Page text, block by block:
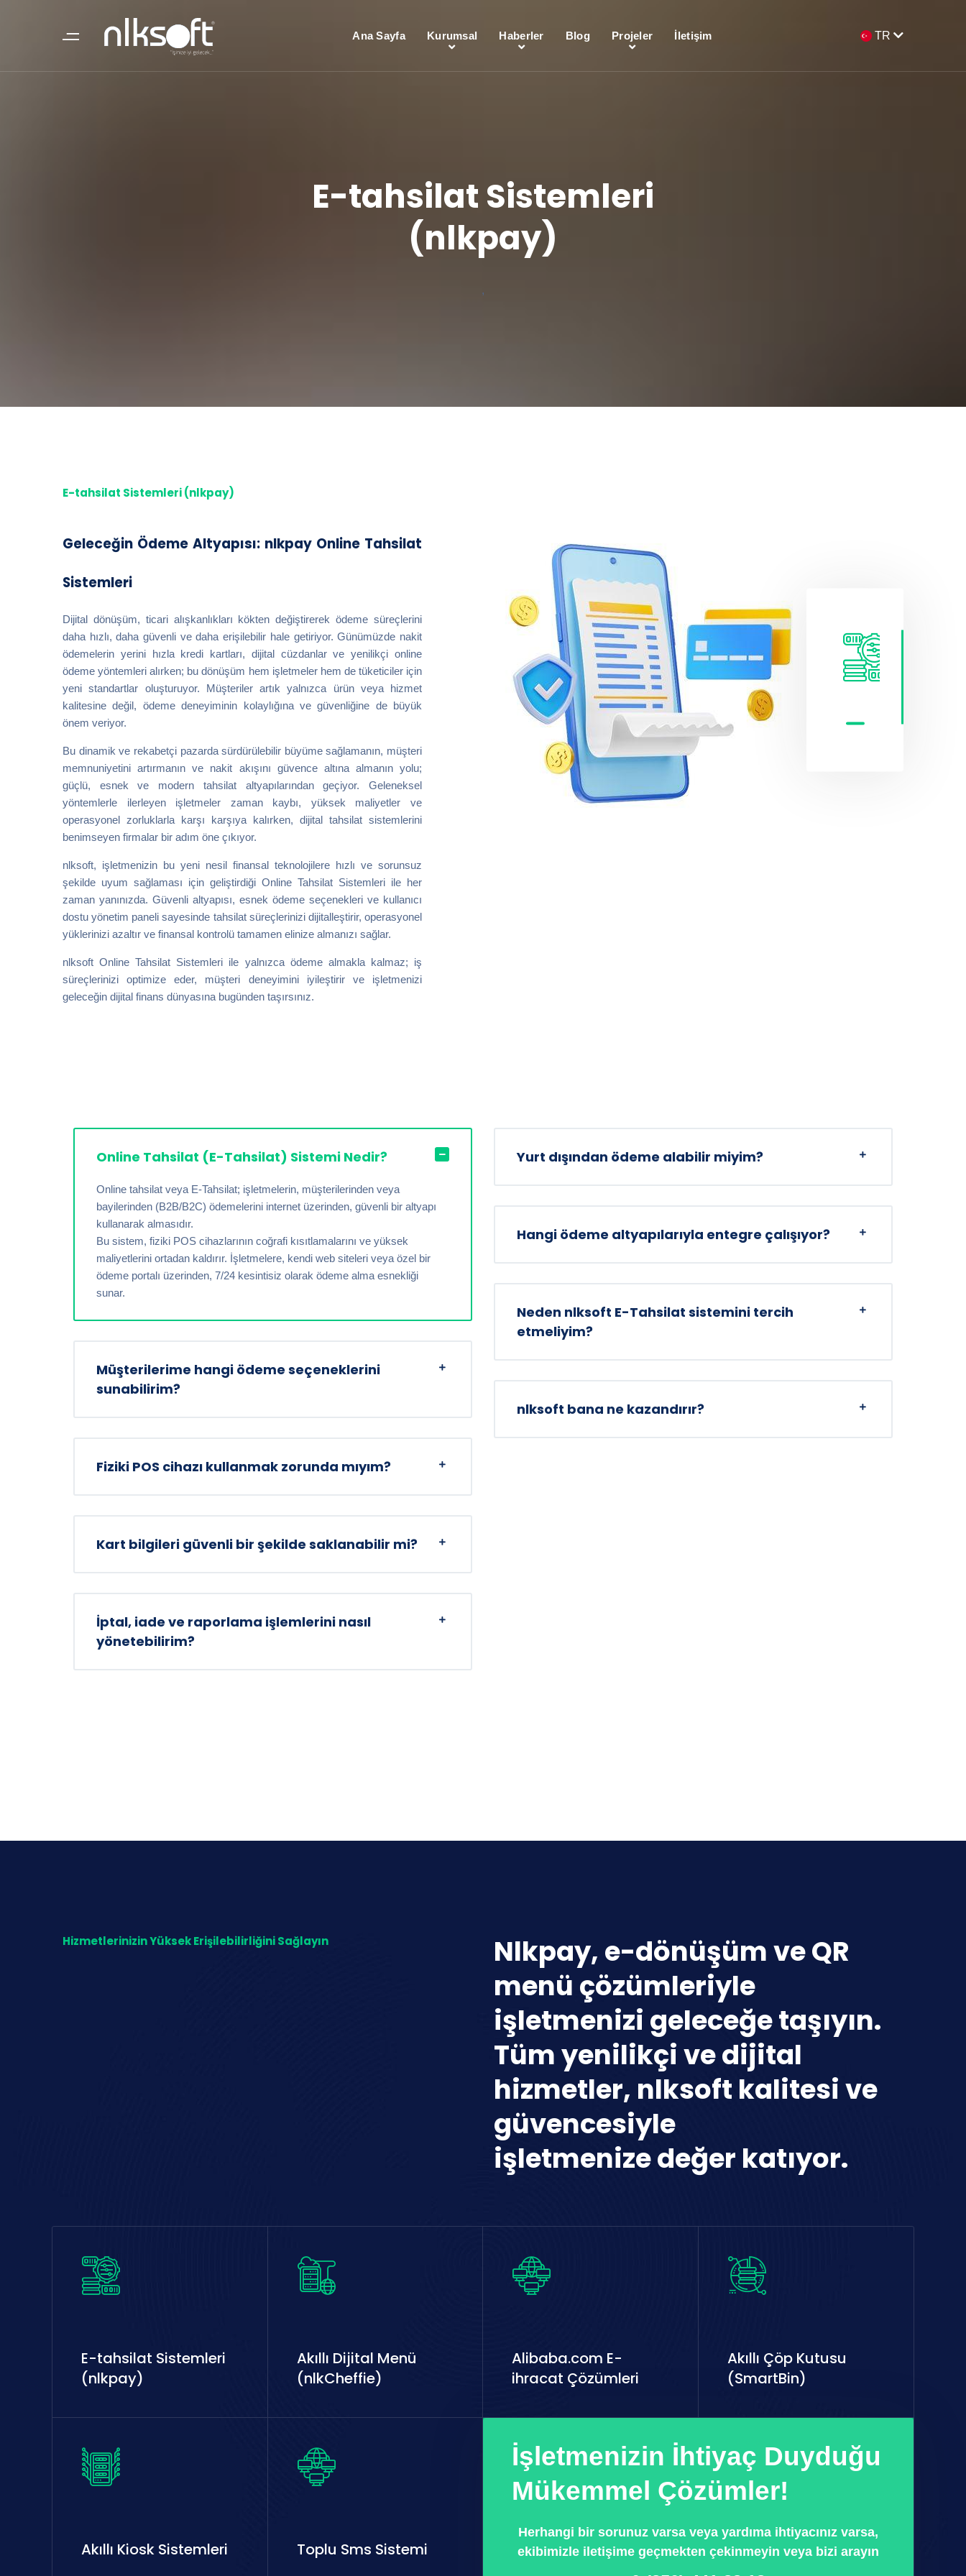
Ana Sayfa Kurumsal Haberler Blog Projeler İletişim TR
E-tahsilat Sistemleri
(nlkpay)
,
E-tahsilat Sistemleri (nlkpay)
Geleceğin Ödeme Altyapısı: nlkpay Online Tahsilat
Sistemleri
Dijital dönüşüm, ticari alışkanlıkları kökten değiştirerek ödeme süreçlerini
daha hızlı, daha güvenli ve daha erişilebilir hale getiriyor. Günümüzde nakit
ödemelerin yerini hızla kredi kartları, dijital cüzdanlar ve yenilikçi online
ödeme yöntemleri alırken; bu dönüşüm hem işletmeler hem de tüketiciler için
yeni standartlar oluşturuyor. Müşteriler artık yalnızca ürün veya hizmet
kalitesine değil, ödeme deneyiminin kolaylığına ve güvenliğine de büyük
önem veriyor.
Bu dinamik ve rekabetçi pazarda sürdürülebilir büyüme sağlamanın, müşteri
memnuniyetini artırmanın ve nakit akışını güvence altına almanın yolu;
güçlü, esnek ve modern tahsilat altyapılarından geçiyor. Geleneksel
yöntemlerle ilerleyen işletmeler zaman kaybı, yüksek maliyetler ve
operasyonel zorluklarla karşı karşıya kalırken, dijital tahsilat sistemlerini
benimseyen firmalar bir adım öne çıkıyor.
nlksoft, işletmenizin bu yeni nesil finansal teknolojilere hızlı ve sorunsuz
şekilde uyum sağlaması için geliştirdiği Online Tahsilat Sistemleri ile her
zaman yanınızda. Güvenli altyapısı, esnek ödeme seçenekleri ve kullanıcı
dostu yönetim paneli sayesinde tahsilat süreçlerinizi dijitalleştirir, operasyonel
yüklerinizi azaltır ve finansal kontrolü tamamen elinize almanızı sağlar.
nlksoft Online Tahsilat Sistemleri ile yalnızca ödeme almakla kalmaz; iş
süreçlerinizi optimize eder, müşteri deneyimini iyileştirir ve işletmenizi
geleceğin dijital finans dünyasına bugünden taşırsınız.
Online Tahsilat (E-Tahsilat) Sistemi Nedir?
Online tahsilat veya E-Tahsilat; işletmelerin, müşterilerinden veya
bayilerinden (B2B/B2C) ödemelerini internet üzerinden, güvenli bir altyapı
kullanarak almasıdır.
Bu sistem, fiziki POS cihazlarının coğrafi kısıtlamalarını ve yüksek
maliyetlerini ortadan kaldırır. İşletmelere, kendi web siteleri veya özel bir
ödeme portalı üzerinden, 7/24 kesintisiz olarak ödeme alma esnekliği
sunar.
Müşterilerime hangi ödeme seçeneklerini
sunabilirim?
Fiziki POS cihazı kullanmak zorunda mıyım?
Kart bilgileri güvenli bir şekilde saklanabilir mi?
İptal, iade ve raporlama işlemlerini nasıl
yönetebilirim?
Yurt dışından ödeme alabilir miyim?
Hangi ödeme altyapılarıyla entegre çalışıyor?
Neden nlksoft E-Tahsilat sistemini tercih
etmeliyim?
nlksoft bana ne kazandırır?
Hizmetlerinizin Yüksek Erişilebilirliğini Sağlayın
Nlkpay, e-dönüşüm ve QR
menü çözümleriyle
işletmenizi geleceğe taşıyın.
Tüm yenilikçi ve dijital
hizmetler, nlksoft kalitesi ve
güvencesiyle
işletmenize değer katıyor.
E-tahsilat Sistemleri
(nlkpay)
Akıllı Dijital Menü
(nlkCheffie)
Alibaba.com E-
ihracat Çözümleri
Akıllı Çöp Kutusu
(SmartBin)
Akıllı Kiosk Sistemleri Toplu Sms Sistemi
İşletmenizin İhtiyaç Duyduğu
Mükemmel Çözümler!
Herhangi bir sorunuz varsa veya yardıma ihtiyacınız varsa,
ekibimizle iletişime geçmekten çekinmeyin veya bizi arayın